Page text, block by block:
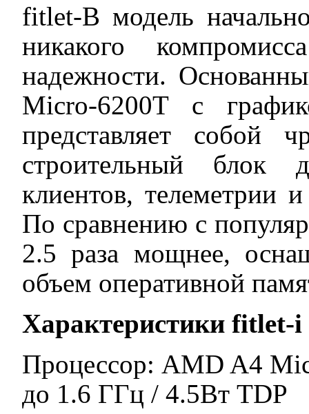
fitlet-B модель
никакого
надежности.
Micro-6200T с
представляет собой
строительный блок
клиентов, телеметрии
По сравнению с
2.5 раза мощнее,
объем оперативной
Характеристикиfitlet-i
Процессор: AMD A4
до 1.6 ГГц / 4.5Вт TDP